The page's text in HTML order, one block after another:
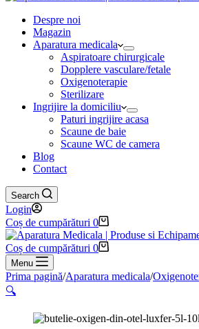
Despre noi
Magazin
Aparatura medicala
Aspiratoare chirurgicale
Dopplere vasculare/fetale
Oxigenoterapie
Sterilizare
Ingrijire la domiciliu
Paturi ingrijire acasa
Scaune de baie
Scaune WC de camera
Blog
Contact
Search
Login
Coș de cumpărături 0
Coș de cumpărături 0
Menu
Prima pagină/Aparatura medicala/
🔍